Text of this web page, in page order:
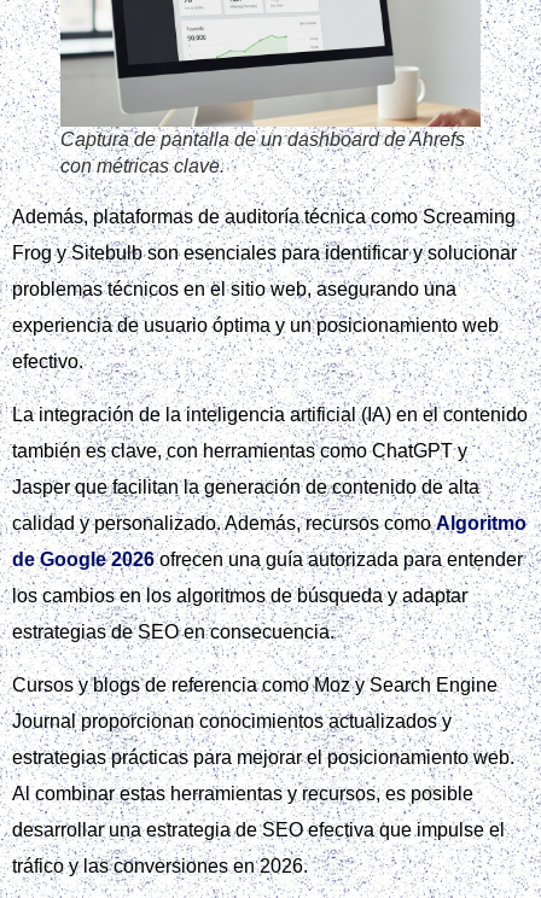
Captura de pantalla de un dashboard de Ahrefs
con métricas clave.
Además, plataformas de auditoría técnica como Screaming
Frog y Sitebulb son esenciales para identificar y solucionar
problemas técnicos en el sitio web, asegurando una
experiencia de usuario óptima y un posicionamiento web
efectivo.
La integración de la inteligencia artificial (IA) en el contenido
también es clave, con herramientas como ChatGPT y
Jasper que facilitan la generación de contenido de alta
calidad y personalizado. Además, recursos comoAlgoritmo
de Google 2026ofrecen una guía autorizada para entender
los cambios en los algoritmos de búsqueda y adaptar
estrategias de SEO en consecuencia.
Cursos y blogs de referencia como Moz y Search Engine
Journal proporcionan conocimientos actualizados y
estrategias prácticas para mejorar el posicionamiento web.
Al combinar estas herramientas y recursos, es posible
desarrollar una estrategia de SEO efectiva que impulse el
tráfico y las conversiones en 2026.